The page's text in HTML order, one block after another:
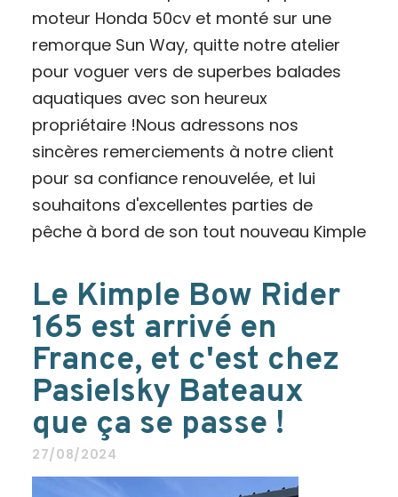
moteur Honda 50cv et monté sur une
remorque Sun Way, quitte notre atelier
pour voguer vers de superbes balades
aquatiques avec son heureux
propriétaire !Nous adressons nos
sincères remerciements à notre client
pour sa confiance renouvelée, et lui
souhaitons d'excellentes parties de
pêche à bord de son tout nouveau Kimple
Le Kimple Bow Rider
165 est arrivé en
France, et c'est chez
Pasielsky Bateaux
que ça se passe !
27/08/2024